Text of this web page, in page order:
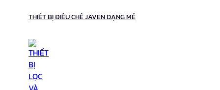
THIẾT BỊ ĐIỀU CHẾ JAVEN DẠNG MẺ